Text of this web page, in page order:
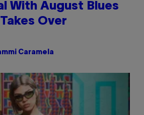
With August Blues
Over
Caramela